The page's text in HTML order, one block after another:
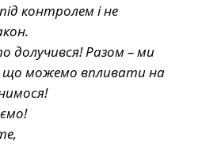
контролем і не
долучився! Разом – ми
що можемо впливати на